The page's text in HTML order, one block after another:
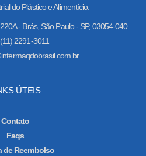
do Plástico e Alimentício.
- Brás, São Paulo - SP, 03054-040
(11) 2291-3011
ÚTEIS
Contato
Faqs
de Reembolso